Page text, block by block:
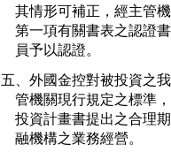
其情形可補正，經主
第一項有關書表之認
    員予以認證。
五、外國金控對被投資之
管機關現行規定之標
投資計畫書提出之合
    融機構之業務經營。